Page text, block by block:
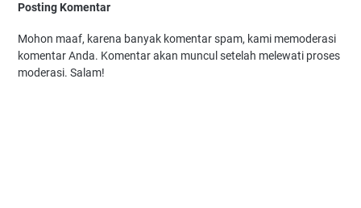
Posting Komentar
Mohon maaf, karena banyak komentar spam, kami memoderasi
komentar Anda. Komentar akan muncul setelah melewati proses
moderasi. Salam!